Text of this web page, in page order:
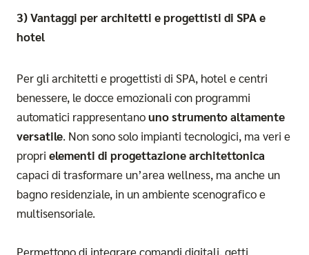
3) Vantaggi per architetti e progettisti di SPA e
hotel
Per gli architetti e progettisti di SPA, hotel e centri
benessere, le docce emozionali con programmi
automatici rappresentanouno strumento altamente
versatile. Non sono solo impianti tecnologici, ma veri e
propri elementi di progettazione architettonica
capaci di trasformare un’area wellness, ma anche un
bagno residenziale, in un ambiente scenografico e
multisensoriale.
Permettono di integrare comandi digitali, getti